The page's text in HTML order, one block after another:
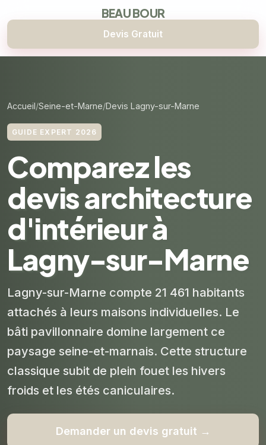
BEAU BOUR
Devis Gratuit
Accueil Seine-et-Marne Devis Lagny-sur-Marne
GUIDE EXPERT 2026
Comparez les
devis architecture
d'intérieur à
Lagny-sur-Marne
Lagny-sur-Marne compte 21 461 habitants
attachés à leurs maisons individuelles. Le
bâti pavillonnaire domine largement ce
paysage seine-et-marnais. Cette structure
classique subit de plein fouet les hivers
froids et les étés caniculaires.
Demander un devis gratuit →